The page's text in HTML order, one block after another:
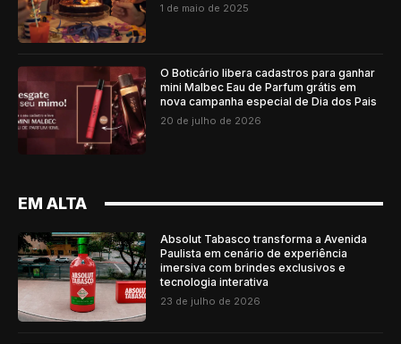
1 de maio de 2025
O Boticário libera cadastros para ganhar
mini Malbec Eau de Parfum grátis em
nova campanha especial de Dia dos Pais
20 de julho de 2026
EM ALTA
Absolut Tabasco transforma a Avenida
Paulista em cenário de experiência
imersiva com brindes exclusivos e
tecnologia interativa
23 de julho de 2026